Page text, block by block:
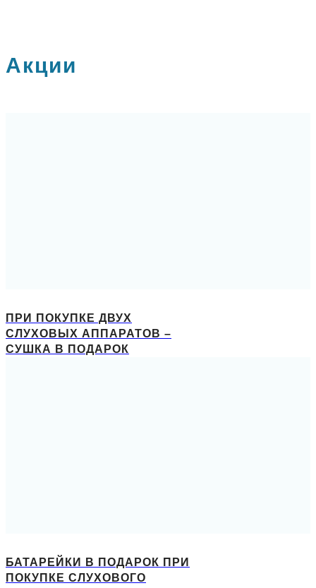
Акции
ПРИ ПОКУПКЕ ДВУХ
СЛУХОВЫХ АППАРАТОВ –
СУШКА В ПОДАРОК
БАТАРЕЙКИ В ПОДАРОК ПРИ
ПОКУПКЕ СЛУХОВОГО